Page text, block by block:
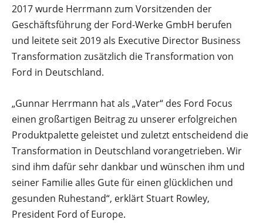
2017 wurde Herrmann zum Vorsitzenden der
Geschäftsführung der Ford-Werke GmbH berufen
und leitete seit 2019 als Executive Director Business
Transformation zusätzlich die Transformation von
Ford in Deutschland.
„Gunnar Herrmann hat als „Vater“ des Ford Focus
einen großartigen Beitrag zu unserer erfolgreichen
Produktpalette geleistet und zuletzt entscheidend die
Transformation in Deutschland vorangetrieben. Wir
sind ihm dafür sehr dankbar und wünschen ihm und
seiner Familie alles Gute für einen glücklichen und
gesunden Ruhestand“, erklärt Stuart Rowley,
President Ford of Europe.